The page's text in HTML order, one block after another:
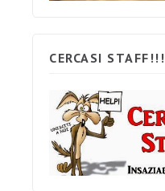
CERCASI STAFF!!!